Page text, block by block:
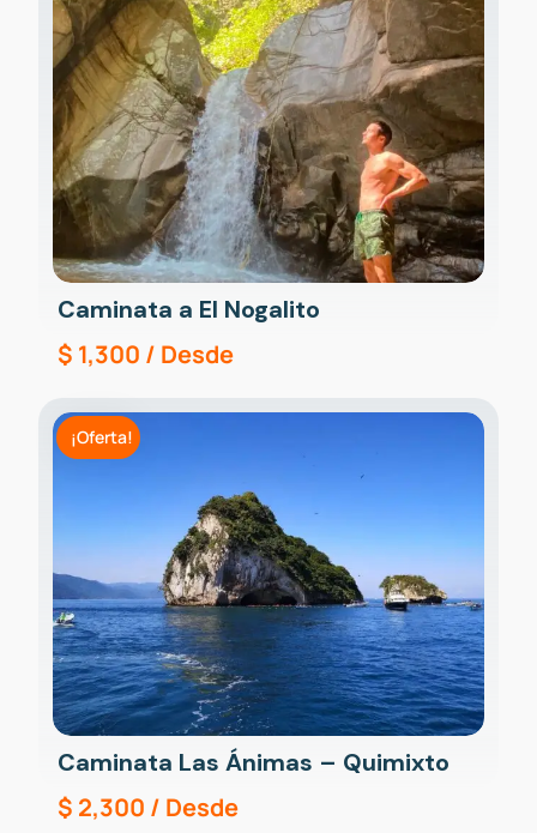
Caminata a El Nogalito
$ 1,300 / Desde
Caminata Las Ánimas – Quimixto
$ 2,300 / Desde
¡Oferta!